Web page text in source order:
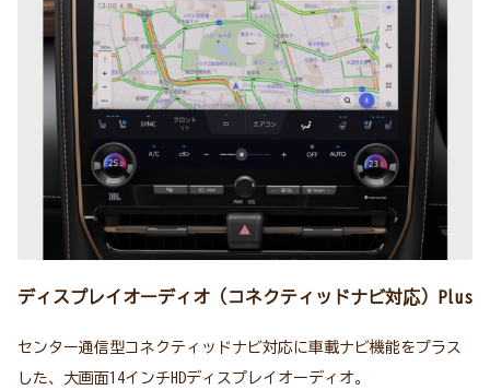
ディスプレイオーディオ（コネクティッドナビ対応）Plus
センター通信型コネクティッドナビ対応に車載ナビ機能をプラス
した、大画面14インチHDディスプレイオーディオ。